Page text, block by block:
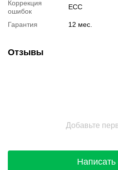
Коррекция
ошибок
ECC
Гарантия 12 мес.
Отзывы
Добавьте
Написать